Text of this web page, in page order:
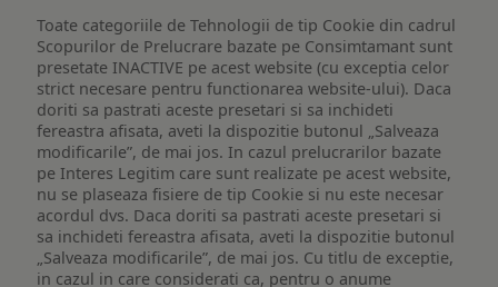
Toate categoriile de Tehnologii de tip Cookie din cadrul
Scopurilor de Prelucrare bazate pe Consimtamant sunt
presetate INACTIVE pe acest website (cu exceptia celor
strict necesare pentru functionarea website-ului). Daca
doriti sa pastrati aceste presetari si sa inchideti
fereastra afisata, aveti la dispozitie butonul „Salveaza
modificarile”, de mai jos. In cazul prelucrarilor bazate
pe Interes Legitim care sunt realizate pe acest website,
nu se plaseaza fisiere de tip Cookie si nu este necesar
acordul dvs. Daca doriti sa pastrati aceste presetari si
sa inchideti fereastra afisata, aveti la dispozitie butonul
„Salveaza modificarile”, de mai jos. Cu titlu de exceptie,
in cazul in care considerati ca, pentru o anume